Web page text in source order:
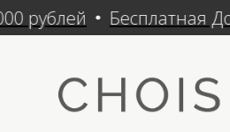
рублей Бесплатная